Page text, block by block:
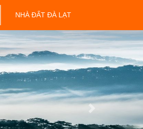
NHÀ ĐẤT ĐÀ LẠT
Next